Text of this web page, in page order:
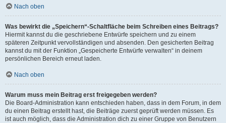
Nach oben
Was bewirkt die „Speichern“-Schaltfläche beim Schreiben eines Beitrags?
Hiermit kannst du die geschriebene Entwürfe speichern und zu einem
späteren Zeitpunkt vervollständigen und absenden. Den gesicherten Beitrag
kannst du mit der Funktion „Gespeicherte Entwürfe verwalten“ in deinem
persönlichen Bereich erneut laden.
Nach oben
Warum muss mein Beitrag erst freigegeben werden?
Die Board-Administration kann entschieden haben, dass in dem Forum, in dem
du einen Beitrag erstellt hast, die Beiträge zuerst geprüft werden müssen. Es
ist auch möglich, dass die Administration dich zu einer Gruppe von Benutzern